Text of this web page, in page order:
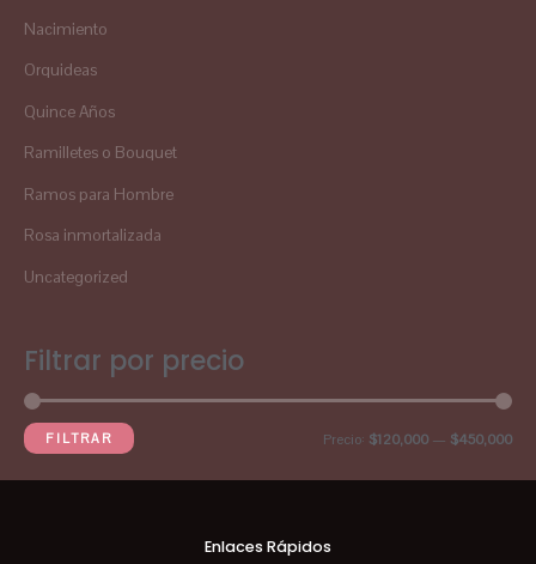
Nacimiento
Orquideas
Quince Años
Ramilletes o Bouquet
Ramos para Hombre
Rosa inmortalizada
Uncategorized
Filtrar por precio
FILTRAR Precio: $120,000 — $450,000
Enlaces Rápidos